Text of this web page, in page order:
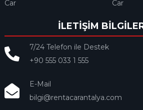
Car
Car
İLETİŞİM
7/24 Telefon ile Destek
+90 555 033 1 555
E-Mail
bilgi@rentacarantalya.com